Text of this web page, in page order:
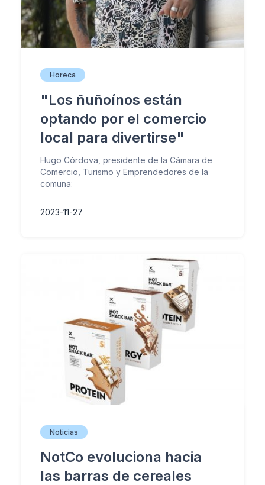
Horeca
"Los ñuñoínos están
optando por el comercio
local para divertirse"
Hugo Córdova, presidente de la Cámara de
Comercio, Turismo y Emprendedores de la
comuna:
2023-11-27
Noticias
NotCo evoluciona hacia
las barras de cereales